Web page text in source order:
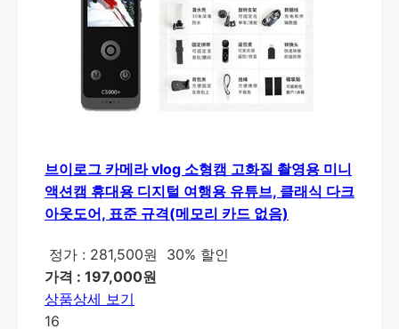
브이로그 카메라 vlog 소형캠 고화질 촬영용 미니
액션캠 휴대용 디지털 여행용 유튜브, 클래식 다크
아웃도어, 표준 규격(메모리 카드 없음)
정가 : 281,500원
30% 할인
가격 : 197,000원
상품상세 보기
16